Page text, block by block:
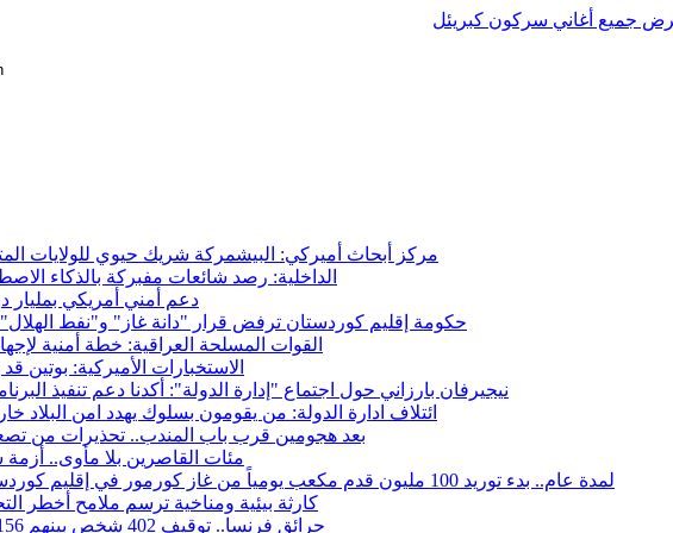
جميع أغاني سركون كبريئل
مركز أبحاث أميركي: البيشمركة شريك حيوي للولايات
الداخلية: رصد شائعات مفبركة بالذكاء
دعم أمني أمريكي بمليار
حكومة إقليم كوردستان ترفض قرار "دانة غاز" و"نفط الهلال"
القوات المسلحة العراقية: خطة أمنية
الاستخبارات الأميركية: بوتين
نيجيرفان بارزاني حول اجتماع "إدارة الدولة": أكدنا دعم تنفيذ
ائتلاف ادارة الدولة: من يقومون بسلوك يهدد امن البلاد
بعد هجومين قرب باب المندب.. تحذيرات من
مئات القاصرين بلا مأوى..
لمدة عام.. بدء توريد 100 مليون قدم مكعب يومياً من غاز كورمور في إقليم كوردستان إلى وزارة الكهرباء العراقية
15كارثة بيئية ومناخية ترسم ملامح أخطر
حرائق فرنسا.. توقيف 402 شخص بينهم 156 قاصرا منذ بداية موسم الحرائق